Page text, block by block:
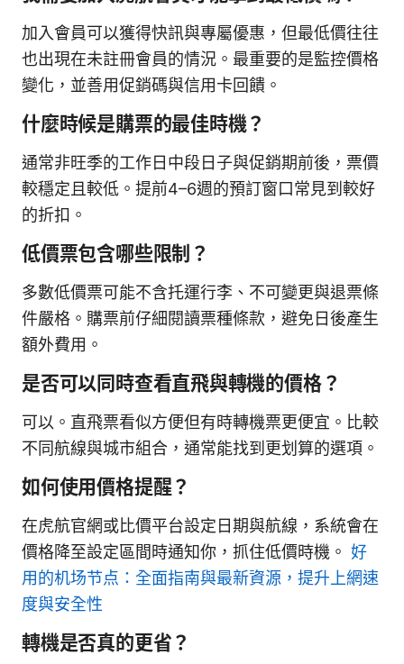
加入會員可以獲得快訊與專屬優惠，但最低價往往
也出現在未註冊會員的情況。最重要的是監控價格
變化，並善用促銷碼與信用卡回饋。
什麼時候是購票的最佳時機？
通常非旺季的工作日中段日子與促銷期前後，票價
較穩定且較低。提前4–6週的預訂窗口常見到較好
的折扣。
低價票包含哪些限制？
多數低價票可能不含托運行李、不可變更與退票條
件嚴格。購票前仔細閱讀票種條款，避免日後產生
額外費用。
是否可以同時查看直飛與轉機的價格？
可以。直飛票看似方便但有時轉機票更便宜。比較
不同航線與城市組合，通常能找到更划算的選項。
如何使用價格提醒？
在虎航官網或比價平台設定日期與航線，系統會在
價格降至設定區間時通知你，抓住低價時機。 好
用的机场节点：全面指南與最新資源，提升上網速
度與安全性
轉機是否真的更省？